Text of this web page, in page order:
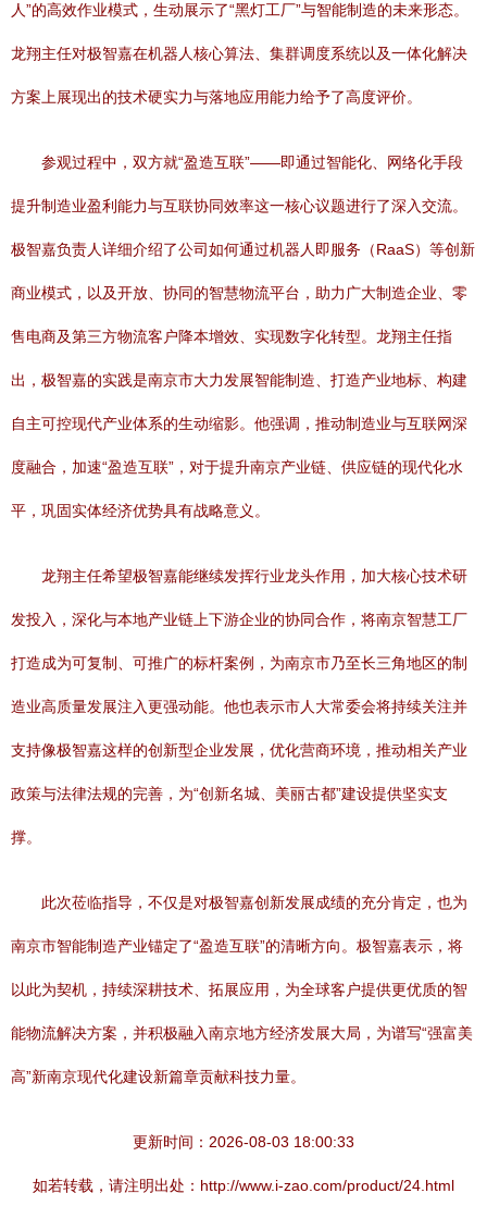
人”的高效作业模式，生动展示了“黑灯工厂”与智能制造的未来形态。
龙翔主任对极智嘉在机器人核心算法、集群调度系统以及一体化解决
方案上展现出的技术硬实力与落地应用能力给予了高度评价。
参观过程中，双方就“盈造互联”——即通过智能化、网络化手段
提升制造业盈利能力与互联协同效率这一核心议题进行了深入交流。
极智嘉负责人详细介绍了公司如何通过机器人即服务（RaaS）等创新
商业模式，以及开放、协同的智慧物流平台，助力广大制造企业、零
售电商及第三方物流客户降本增效、实现数字化转型。龙翔主任指
出，极智嘉的实践是南京市大力发展智能制造、打造产业地标、构建
自主可控现代产业体系的生动缩影。他强调，推动制造业与互联网深
度融合，加速“盈造互联”，对于提升南京产业链、供应链的现代化水
平，巩固实体经济优势具有战略意义。
龙翔主任希望极智嘉能继续发挥行业龙头作用，加大核心技术研
发投入，深化与本地产业链上下游企业的协同合作，将南京智慧工厂
打造成为可复制、可推广的标杆案例，为南京市乃至长三角地区的制
造业高质量发展注入更强动能。他也表示市人大常委会将持续关注并
支持像极智嘉这样的创新型企业发展，优化营商环境，推动相关产业
政策与法律法规的完善，为“创新名城、美丽古都”建设提供坚实支
撑。
此次莅临指导，不仅是对极智嘉创新发展成绩的充分肯定，也为
南京市智能制造产业锚定了“盈造互联”的清晰方向。极智嘉表示，将
以此为契机，持续深耕技术、拓展应用，为全球客户提供更优质的智
能物流解决方案，并积极融入南京地方经济发展大局，为谱写“强富美
高”新南京现代化建设新篇章贡献科技力量。
更新时间：2026-08-03 18:00:33
如若转载，请注明出处：http://www.i-zao.com/product/24.html